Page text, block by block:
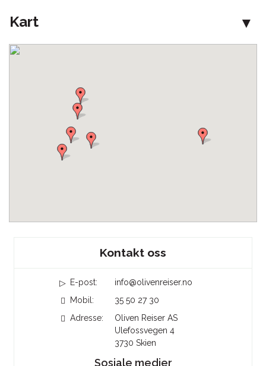
Kart
Sosiale medier
Kontakt oss
E-post:
info@olivenreiser.no
Mobil:
35 50 27 30
Adresse:
Oliven Reiser AS
Ulefossvegen 4
3730 Skien
Sosiale medier